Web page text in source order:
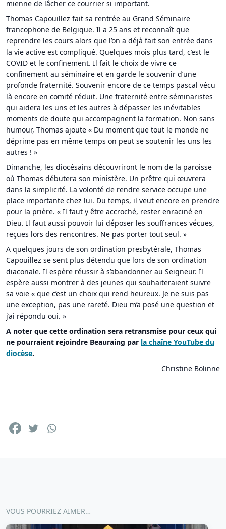
mienne de lâcher ce courrier si important.
Thomas Capouillez fait sa rentrée au Grand Séminaire
francophone de Belgique. Il a 25 ans et reconnaît que
reprendre les cours alors que l’on a déjà fait son entrée dans
la vie active est compliqué. Quelques mois plus tard, c’est le
COVID et le confinement. Il fait le choix de vivre ce
confinement au séminaire et en garde le souvenir d’une
profonde fraternité. Souvenir encore de ce temps pascal vécu
là encore en comité réduit. Une fraternité entre séminaristes
qui aidera les uns et les autres à dépasser les inévitables
moments de doute qui accompagnent la formation. Non sans
humour, Thomas ajoute « Du moment que tout le monde ne
déprime pas en même temps on peut se soutenir les uns les
autres ! »
Dimanche, les diocésains découvriront le nom de la paroisse
où Thomas débutera son ministère. Un prêtre qui œuvrera
dans la simplicité. La volonté de rendre service occupe une
place importante chez lui. Du temps, il veut encore en prendre
pour la prière. « Il faut y être accroché, rester enraciné en
Dieu. Il faut aussi pouvoir lui déposer les souffrances vécues,
reçues lors des rencontres. Ne pas porter tout seul. »
A quelques jours de son ordination presbytérale, Thomas
Capouillez se sent plus détendu que lors de son ordination
diaconale. Il espère réussir à s’abandonner au Seigneur. Il
espère aussi montrer à des jeunes qui souhaiteraient suivre
sa voie « que c’est un choix qui rend heureux. Je ne suis pas
une exception, pas une rareté. Dieu m’a posé une question et
j’ai répondu oui. »
A noter que cette ordination sera retransmise pour ceux qui
ne pourraient rejoindre Beauraing par la chaîne YouTube du
diocèse.
Christine Bolinne
VOUS POURRIEZ AIMER…